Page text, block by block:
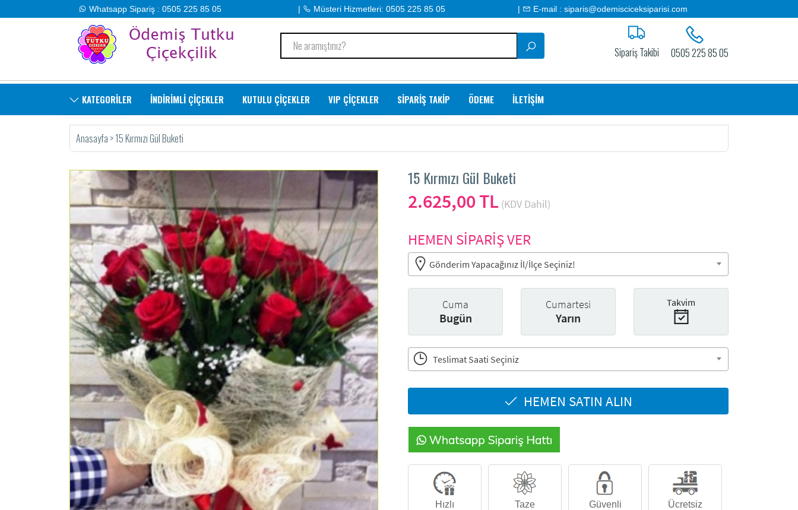
| E-mail : siparis@odemisciceksiparisi.com
| Müsteri Hizmetleri: 0505 225 85 05
Whatsapp Sipariş : 0505 225 85 05
Sipariş Takibi 0505 225 85 05
KATEGORİLER İNDİRİMLİ ÇİÇEKLER KUTULU ÇİÇEKLER VIP ÇİÇEKLER SİPARİŞ TAKİP ÖDEME İLETİŞİM
Anasayfa >15 Kırmızı Gül Buketi
15 Kırmızı Gül Buketi
2.625,00 TL (KDV Dahil)
HEMEN SİPARİŞ VER
Gönderim Yapacağınız İl/İlçe Seçiniz!
Cuma
Bugün
Cumartesi
Yarın
Takvim
Teslimat Saati Seçiniz
HEMEN SATIN ALIN
Hızlı
Taze
Güvenli
Ücretsiz